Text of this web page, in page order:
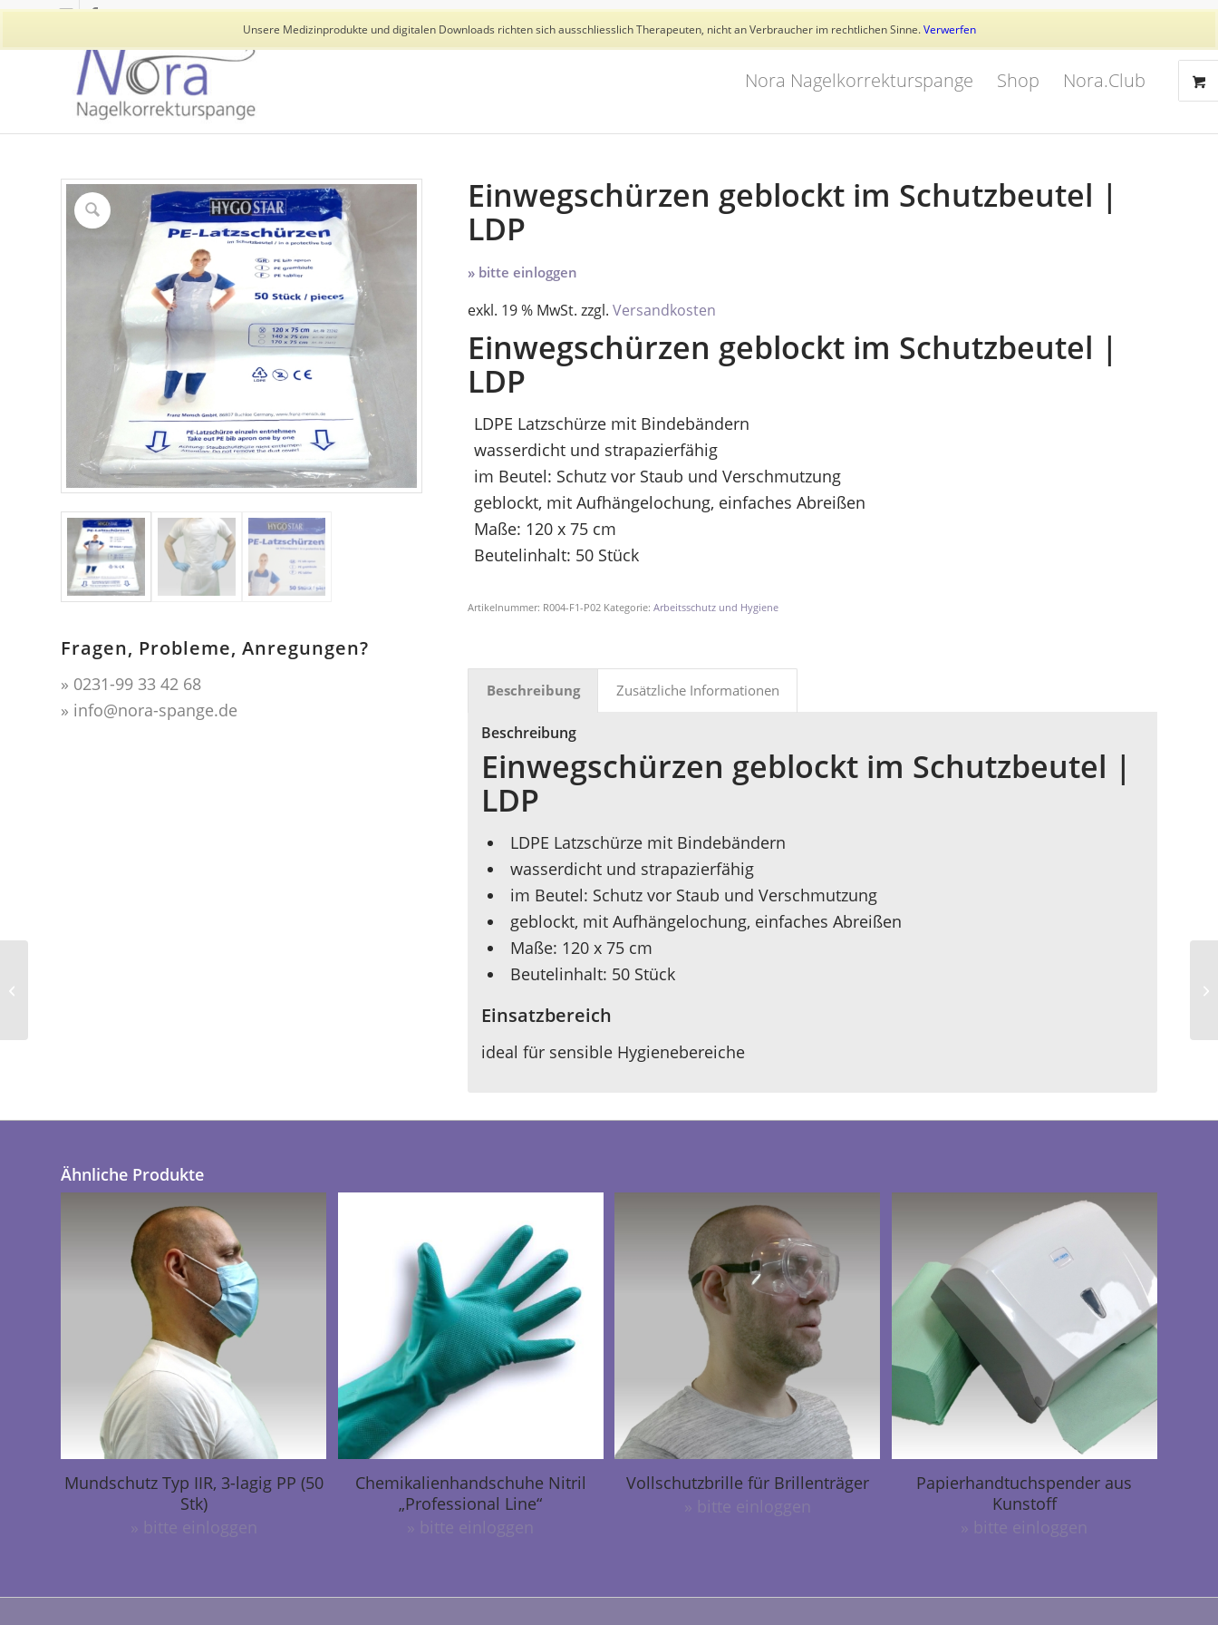
Unsere Medizinprodukte und digitalen Downloads richten sich ausschliesslich Therapeuten, nicht an Verbraucher im rechtlichen Sinne.Verwerfen
Aktuelles Trainer 👥 Kundenkonto
Nora Nagelkorrekturspange Shop Nora.Club
Fragen, Probleme, Anregungen?
» 0231-99 33 42 68
» info@nora-spange.de
Einwegschürzen geblockt im Schutzbeutel |
LDP
» bitte einloggen
exkl. 19 % MwSt. zzgl.Versandkosten
Einwegschürzen geblockt im Schutzbeutel |
LDP
LDPE Latzschürze mit Bindebändern
wasserdicht und strapazierfähig
im Beutel: Schutz vor Staub und Verschmutzung
geblockt, mit Aufhängelochung, einfaches Abreißen
Maße: 120 x 75 cm
Beutelinhalt: 50 Stück
Artikelnummer: R004-F1-P02 Kategorie:Arbeitsschutz und Hygiene
Beschreibung Zusätzliche Informationen
Beschreibung
Einwegschürzen geblockt im Schutzbeutel |
LDP
LDPE Latzschürze mit Bindebändern
wasserdicht und strapazierfähig
im Beutel: Schutz vor Staub und Verschmutzung
geblockt, mit Aufhängelochung, einfaches Abreißen
Maße: 120 x 75 cm
Beutelinhalt: 50 Stück
Einsatzbereich
ideal für sensible Hygienebereiche
Ähnliche Produkte
Mundschutz Typ IIR, 3-lagig PP (50
Stk)
» bitte einloggen
Chemikalienhandschuhe Nitril
„Professional Line“
» bitte einloggen
Vollschutzbrille für Brillenträger
» bitte einloggen
Papierhandtuchspender aus
Kunstoff
» bitte einloggen